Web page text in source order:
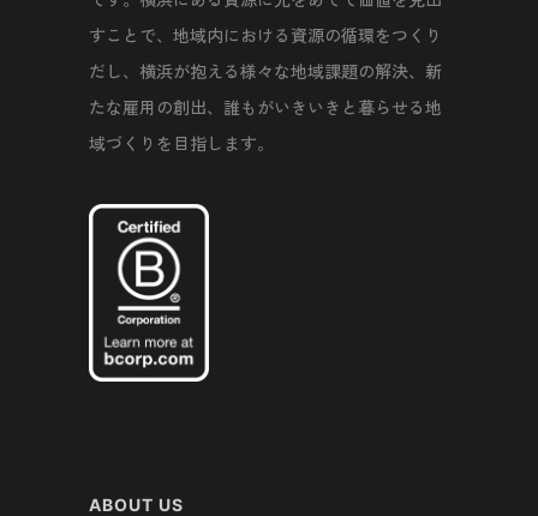
すことで、地域内における資源の循環をつくり
だし、横浜が抱える様々な地域課題の解決、新
たな雇用の創出、誰もがいきいきと暮らせる地
域づくりを目指します。
ABOUT US